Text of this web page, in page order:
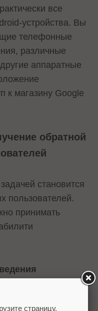
все
устройства. Вы
телефонные
различные
аппаратные
к магазину Google
обратной
становится
пользователей.
принимать
страницу.